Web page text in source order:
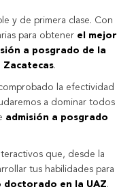
y de primera clase. Con
para obtener el mejor
a posgrado de la
Zacatecas.
la efectividad
a dominar todos
admisión a posgrado
que, desde la
tus habilidades para
doctorado en la UAZ.